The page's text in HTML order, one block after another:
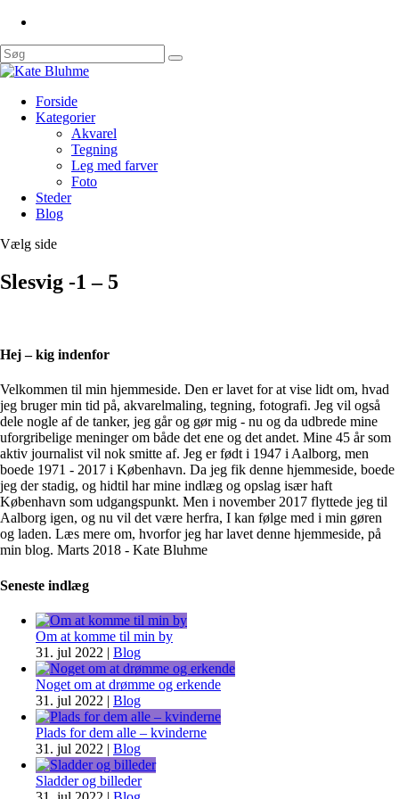
Forside
Kategorier
Akvarel
Tegning
Leg med farver
Foto
Steder
Blog
Vælg side
Slesvig -1 – 5
Hej – kig indenfor
Velkommen til min hjemmeside. Den er lavet for at vise lidt om, hvad
jeg bruger min tid på, akvarelmaling, tegning, fotografi. Jeg vil også
dele nogle af de tanker, jeg går og gør mig - nu og da udbrede mine
uforgribelige meninger om både det ene og det andet. Mine 45 år som
aktiv journalist vil nok smitte af. Jeg er født i 1947 i Aalborg, men
boede 1971 - 2017 i København. Da jeg fik denne hjemmeside, boede
jeg der stadig, og hidtil har mine indlæg og opslag især haft
København som udgangspunkt. Men i november 2017 flyttede jeg til
Aalborg igen, og nu vil det være herfra, I kan følge med i min gøren
og laden. Læs mere om, hvorfor jeg har lavet denne hjemmeside, på
min blog. Marts 2018 - Kate Bluhme
Seneste indlæg
Om at komme til min by
31. jul 2022 | Blog
Noget om at drømme og erkende
31. jul 2022 | Blog
Plads for dem alle – kvinderne
31. jul 2022 | Blog
Sladder og billeder